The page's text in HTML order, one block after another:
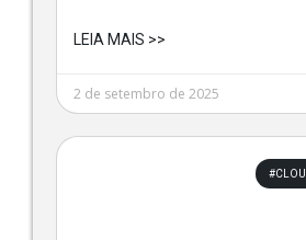
LEIA MAIS >>
2 de setembro de 2025